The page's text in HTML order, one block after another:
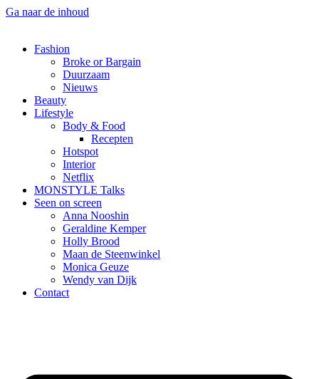
Ga naar de inhoud
Fashion
Broke or Bargain
Duurzaam
Nieuws
Beauty
Lifestyle
Body & Food
Recepten
Hotspot
Interior
Netflix
MONSTYLE Talks
Seen on screen
Anna Nooshin
Geraldine Kemper
Holly Brood
Maan de Steenwinkel
Monica Geuze
Wendy van Dijk
Contact